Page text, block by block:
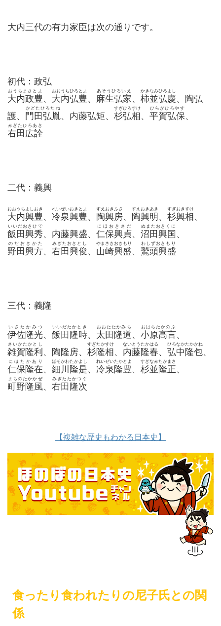
大内三代の有力家臣は次の通りです。
初代：政弘
大内政豊
おうちまさとよ
、 大内弘豊
おおうちひろとよ
、 麻生弘家
あそうひろいえ
、 柿並弘慶
かきなみひろよし
、陶弘
護、 門田弘胤
かどたひろたね
、内藤弘矩、 杉弘相
すぎひろすけ
、 平賀弘保
ひらがひろやす
、
右田広詮
みぎたひろあき
二代：義興
大内興豊
おおうちよしおき
、 冷泉興豊
れいぜいおきとよ
、 陶興房
すえおきふさ
、 陶興明
すえおきあき
、 杉興相
すぎおきすけ
、
飯田興秀
いいだおきひで
、内藤興盛、 仁保興貞
にほおきさだ
、 沼田興国
ぬまたおきくに
、
野田興方
のだおきかた
、 右田興俊
みぎたおきとし
、 山崎興盛
やまさきおきもり
、 鷲頭興盛
わしずおきもり
三代：義隆
伊佐隆光
いさたかみつ
、 飯田隆時
いいだたかとき
、 太田隆道
おおたたかみち
、 小原高言
おはらたかのぶ
、
雑賀隆利
さいかたかとし
、陶隆房、 杉隆相
すぎたかすけ
、 内藤隆春
ないとうたかはる
、 弘中隆包
ひろなかたかかね
、
仁保隆在
にほたかあり
、 細川隆是
ほそかわたかよし
、 冷泉隆豊
れいぜいたかとよ
、 杉並隆正
すぎなみたかまさ
、
町野隆風
まちのたかかぜ
、 右田隆次
みぎたたかつぐ
【複雑な歴史もわかる日本史】
食ったり食われたりの尼子氏との関
係